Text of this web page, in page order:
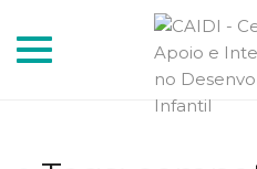
Toggle